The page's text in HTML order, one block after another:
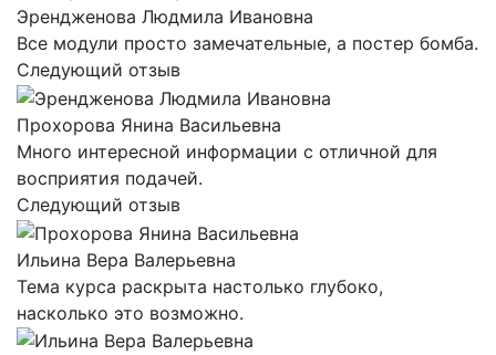
Эрендженова Людмила Ивановна
Все модули просто замечательные, а постер бомба.
Следующий отзыв
Прохорова Янина Васильевна
Много интересной информации с отличной для
восприятия подачей.
Следующий отзыв
Ильина Вера Валерьевна
Тема курса раскрыта настолько глубоко,
насколько это возможно.